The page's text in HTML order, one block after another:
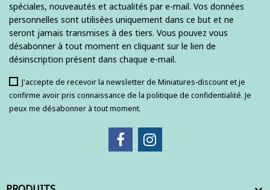
spéciales, nouveautés et actualités par e-mail. Vos données
personnelles sont utilisées uniquement dans ce but et ne
seront jamais transmises à des tiers. Vous pouvez vous
désabonner à tout moment en cliquant sur le lien de
désinscription présent dans chaque e-mail.
J'accepte de recevoir la newsletter de Miniatures-discount et je
confirme avoir pris connaissance de la politique de confidentialité. Je
peux me désabonner à tout moment.